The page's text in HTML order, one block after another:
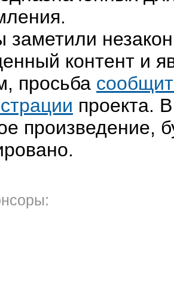
заметили
контент и
просьба
проекта.
произведение,